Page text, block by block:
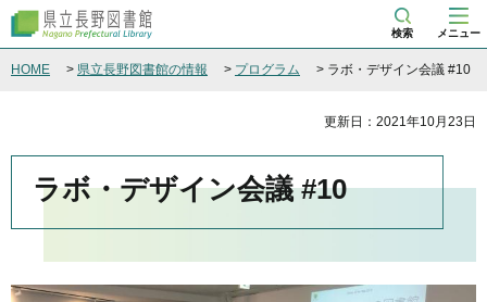
県立長野図書館
検索 メニュー
HOME > 県立長野図書館の情報 > プログラム > ラボ・デザイン会議 #10
更新日：2021年10月23日
ラボ・デザイン会議 #10